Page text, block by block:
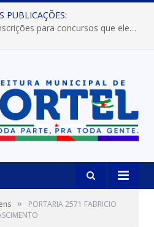
PUBLICAÇÕES:
Prefeitura de Portel abre inscrições para concursos que elegerão os destaques do Verão 2026
»
PORTARIA 2571 FABRICIO